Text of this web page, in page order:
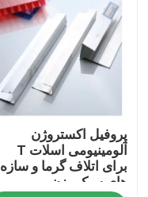
پروفیل اکستروژن
آلومینیومی اسلات T
برای اتلاف گرما و سازه
های سبک وزن